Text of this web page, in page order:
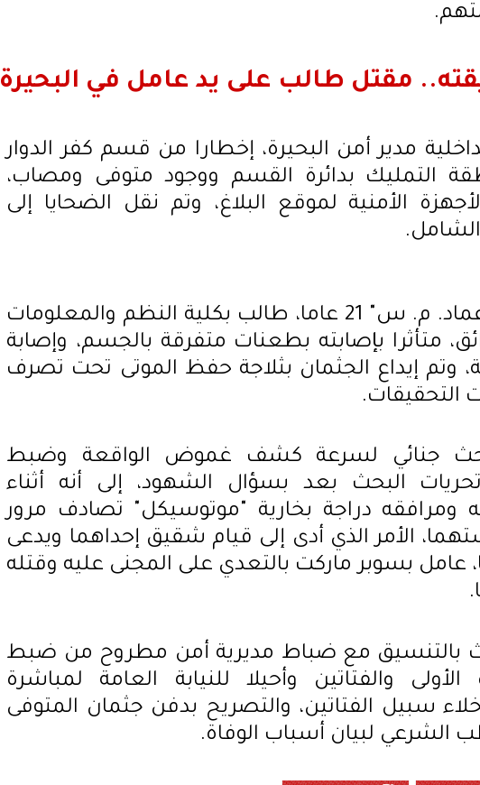
مقتل طالب على يد عامل في البحيرة
مدير أمن البحيرة، إخطارا من قسم كفر الدوار
التمليك بدائرة القسم ووجود متوفى ومصاب،
الأمنية لموقع البلاغ، وتم نقل الضحايا إلى
بالفحص تبين وفاة "عماد. م. س" 21 عاما، طالب بكلية النظم والمعلومات
متأثرا بإصابته بطعنات متفرقة بالجسم، وإصابة
وتم إيداع الجثمان بثلاجة حفظ الموتى تحت تصرف
التحقيقات.
جنائي لسرعة كشف غموض الواقعة وضبط
البحث بعد بسؤال الشهود، إلى أنه أثناء
ومرافقه دراجة بخارية "موتوسيكل" تصادف مرور
الأمر الذي أدى إلى قيام شقيق إحداهما ويدعى
م. ع" 19 عاما، عامل بسوبر ماركت بالتعدي على المجنى عليه وقتله
بالتنسيق مع ضباط مديرية أمن مطروح من ضبط
والفتاتين وأحيلا للنيابة العامة لمباشرة
سبيل الفتاتين، والتصريح بدفن جثمان المتوفى
لبيان أسباب الوفاة.